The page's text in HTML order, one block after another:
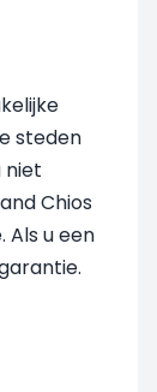
steden
niet
Chios
u een